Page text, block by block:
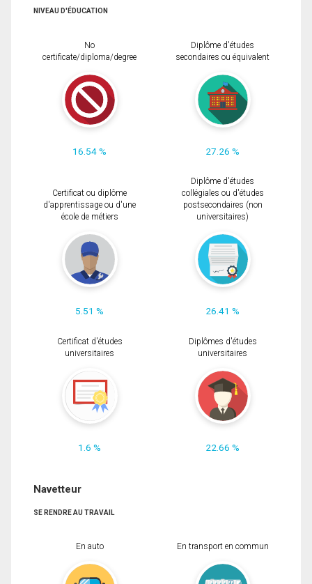
NIVEAU D'ÉDUCATION
No
certificate/diploma/degree
16.54 %
Diplôme d'études
secondaires ou équivalent
27.26 %
Certificat ou diplôme
d'apprentissage ou d'une
école de métiers
5.51 %
Diplôme d'études
collégiales ou d'études
postsecondaires (non
universitaires)
26.41 %
Certificat d'études
universitaires
1.6 %
Diplômes d'études
universitaires
22.66 %
Navetteur
SE RENDRE AU TRAVAIL
En auto En transport en commun